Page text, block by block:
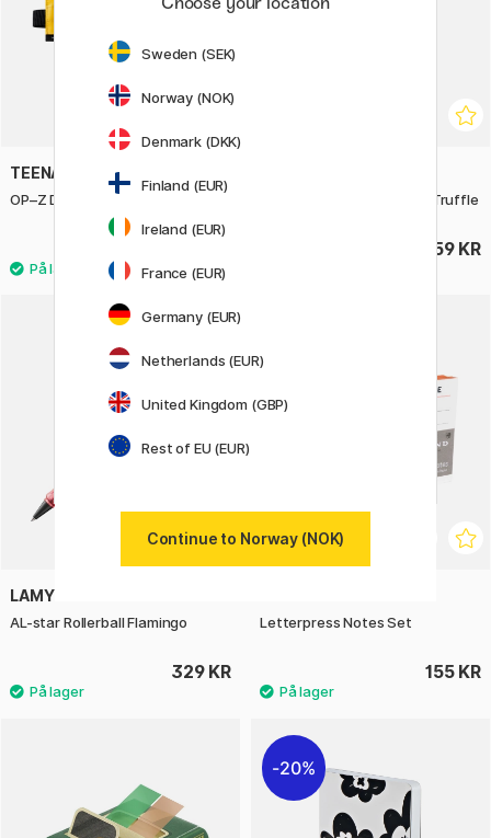
TEENAGE ENGINEERING
OP–Z Duty Case medium bag 600 Kulepenn Chocolate Truffle
659 KR
LAMY
AL-star Rollerball Flamingo
329 KR
Letterpress Notes Set
155 KR
20%
Sweden (SEK)
Norway (NOK)
Denmark (DKK)
Finland (EUR)
Ireland (EUR)
France (EUR)
Germany (EUR)
Netherlands (EUR)
United Kingdom (GBP)
Rest of EU (EUR)
Continue to Norway (NOK)